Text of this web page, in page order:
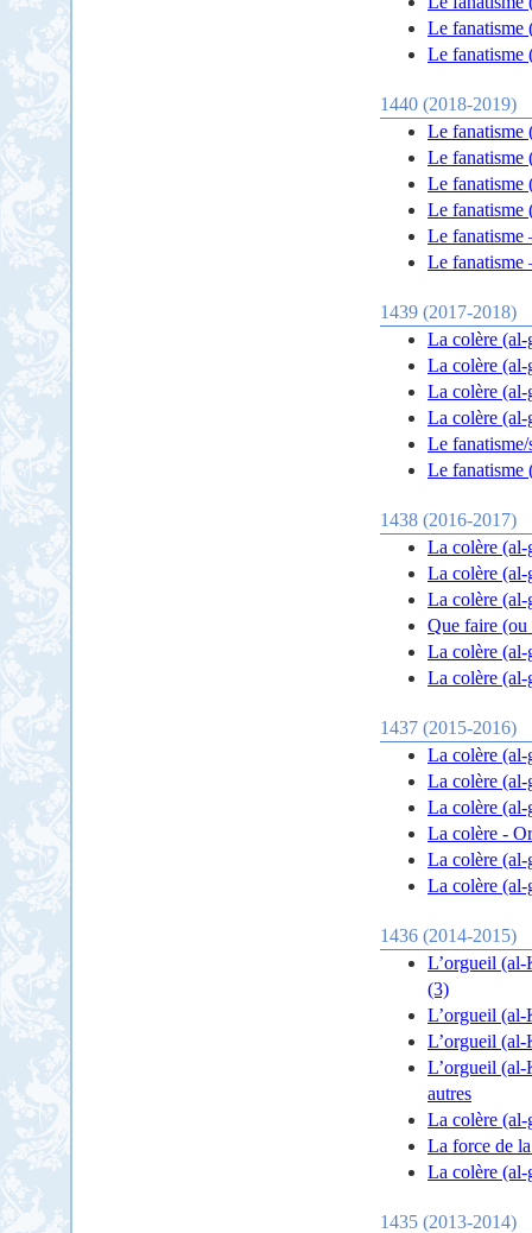
Le fanatisme
Le fanatisme
1440 (2018-2019)
Le fanatisme
Le fanatisme
Le fanatisme
Le fanatisme
Le fanatisme
Le fanatisme
1439 (2017-2018)
La colère
La colère
La colère
La colère
Le
Le fanatisme
1438 (2016-2017)
La colère (al-
La colère (al-
La colère (al-
Que faire (ou
La colère (al-
La colère (al-
1437 (2015-2016)
La colère (al-
La colère (al-
La colère (al-
La colère -
La colère
La colère (al-
1436 (2014-2015)
L’orgueil (al-
(3)
L’orgueil (al-
L’orgueil (al-
L’orgueil (al-
autres
La colère
La force de
La colère
1435 (2013-2014)